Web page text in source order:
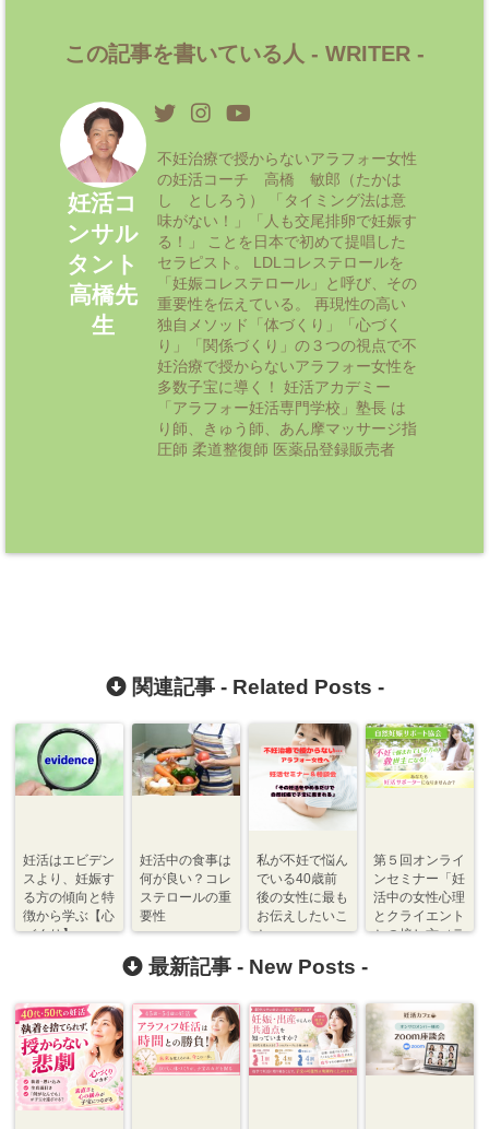
この記事を書いている人 - WRITER -
妊活コ
ンサル
タント
高橋先
生
不妊治療で授からないアラフォー女性
の妊活コーチ 高橋 敏郎（たかは
し としろう） 「タイミング法は意
味がない！」「人も交尾排卵で妊娠す
る！」 ことを日本で初めて提唱した
セラピスト。 LDLコレステロールを
「妊娠コレステロール」と呼び、その
重要性を伝えている。 再現性の高い
独自メソッド「体づくり」「心づく
り」「関係づくり」の３つの視点で不
妊治療で授からないアラフォー女性を
多数子宝に導く！ 妊活アカデミー
「アラフォー妊活専門学校」塾長 は
り師、きゅう師、あん摩マッサージ指
圧師 柔道整復師 医薬品登録販売者
関連記事 - Related Posts -
妊活はエビデン
スより、妊娠す
る方の傾向と特
徴から学ぶ【心
づくり】
妊活中の食事は
何が良い？コレ
ステロールの重
要性
私が不妊で悩ん
でいる40歳前
後の女性に最も
お伝えしたいこ
と
第５回オンライ
ンセミナー「妊
活中の女性心理
とクライエント
との接し方（ラ
最新記事 - New Posts -